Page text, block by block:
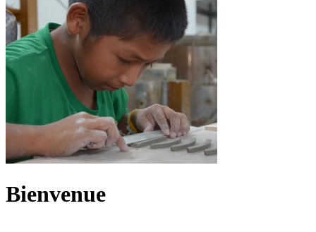
Bienvenue